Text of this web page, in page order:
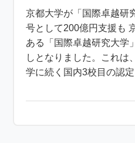
京都大学が「国際卓越
号として200億円支援も
ある「国際卓越研究大学
しとなりました。これは
学に続く国内3校目の認